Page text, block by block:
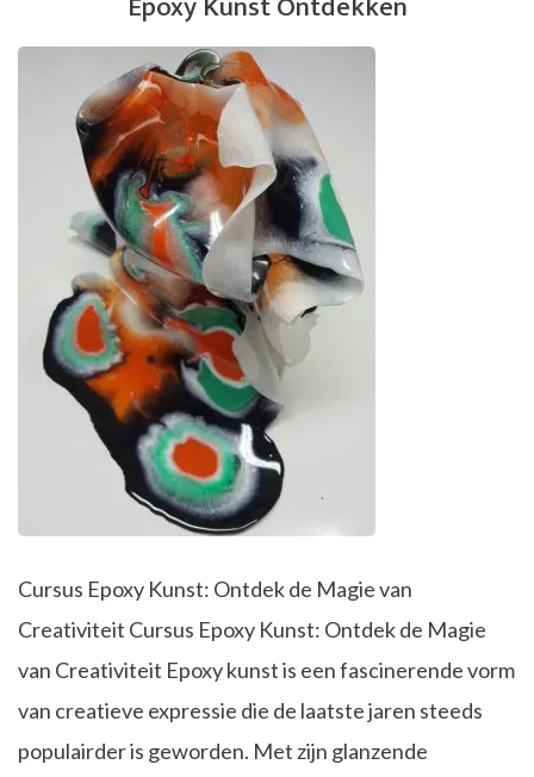
Cursus Epoxy Kunst: Ontdek de Magie van
Creativiteit Cursus Epoxy Kunst: Ontdek de Magie
van Creativiteit Epoxy kunst is een fascinerende vorm
van creatieve expressie die de laatste jaren steeds
populairder is geworden. Met zijn glanzende